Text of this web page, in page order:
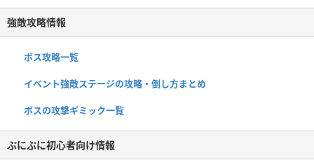
強敵攻略情報
ボス攻略一覧
イベント強敵ステージの攻略・倒し方まとめ
ボスの攻撃ギミック一覧
ぷにぷに初心者向け情報